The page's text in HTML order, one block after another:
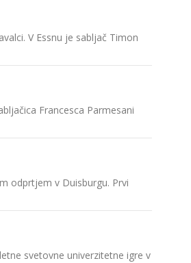
V Essnu je sabljač Timon
Francesca Parmesani
odprtjem v Duisburgu. Prvi
svetovne univerzitetne igre v